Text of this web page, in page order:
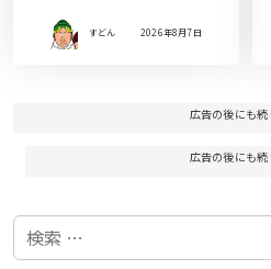
すどん 2026年8月7日
広告の後にも続
広告の後にも続
検